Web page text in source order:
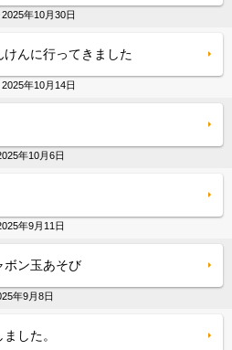
2025年10月30日
んに行ってきました
2025年10月14日
年10月6日
年9月11日
ボン玉あそび
年9月8日
した。